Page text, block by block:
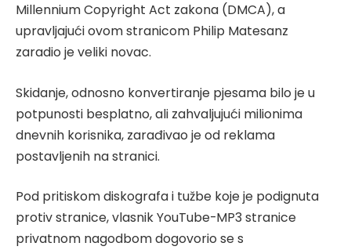
Millennium Copyright Act zakona (DMCA), a
upravljajući ovom stranicom Philip Matesanz
zaradio je veliki novac.
Skidanje, odnosno konvertiranje pjesama bilo je u
potpunosti besplatno, ali zahvaljujući milionima
dnevnih korisnika, zarađivao je od reklama
postavljenih na stranici.
Pod pritiskom diskografa i tužbe koje je podignuta
protiv stranice, vlasnik YouTube-MP3 stranice
privatnom nagodbom dogovorio se s